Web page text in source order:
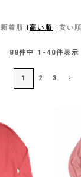
新着順 高い順 安い順
88件中 1 - 40件表示
1 2 3